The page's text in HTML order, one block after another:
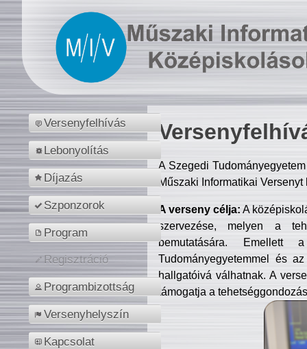
Versenyfelhívás
Lebonyolítás
Díjazás
Szponzorok
Program
Regisztráció
Programbizottság
Versenyhelyszín
Kapcsolat
A Szegedi
Műszaki Informatikai
A verseny célja: A
szervezése, melyen a
bemutatására. Emellett
Tudományegyetemmel és
hallgatóivá válhatnak. A
támogatja a